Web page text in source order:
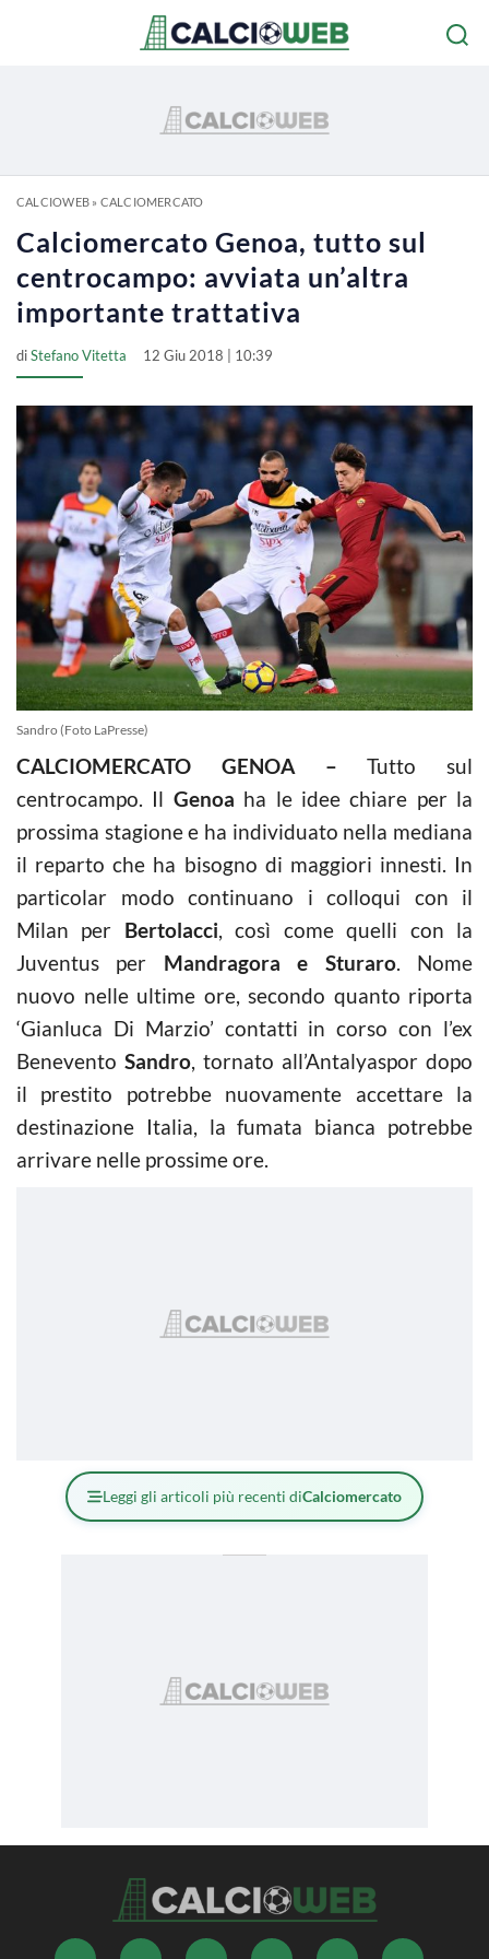
CALCIOWEB» CALCIOMERCATO
Calciomercato Genoa, tutto sul
centrocampo: avviata un’altra
importante trattativa
diStefano Vitetta 12 Giu 2018 | 10:39
Sandro (Foto LaPresse)
CALCIOMERCATO GENOA – Tutto sul
centrocampo. Il Genoa ha le idee chiare per la
prossima stagione e ha individuato nella mediana
il reparto che ha bisogno di maggiori innesti. In
particolar modo continuano i colloqui con il
Milan per Bertolacci, così come quelli con la
Juventus per Mandragora e Sturaro. Nome
nuovo nelle ultime ore, secondo quanto riporta
‘Gianluca Di Marzio’ contatti in corso con l’ex
Benevento Sandro, tornato all’Antalyaspor dopo
il prestito potrebbe nuovamente accettare la
destinazione Italia, la fumata bianca potrebbe
arrivare nelle prossime ore.
Leggi gli articoli più recenti diCalciomercato